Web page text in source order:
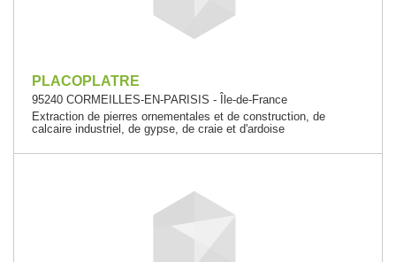
PLACOPLATRE
95240 CORMEILLES-EN-PARISIS - Île-de-France
Extraction de pierres ornementales et de construction, de
calcaire industriel, de gypse, de craie et d'ardoise